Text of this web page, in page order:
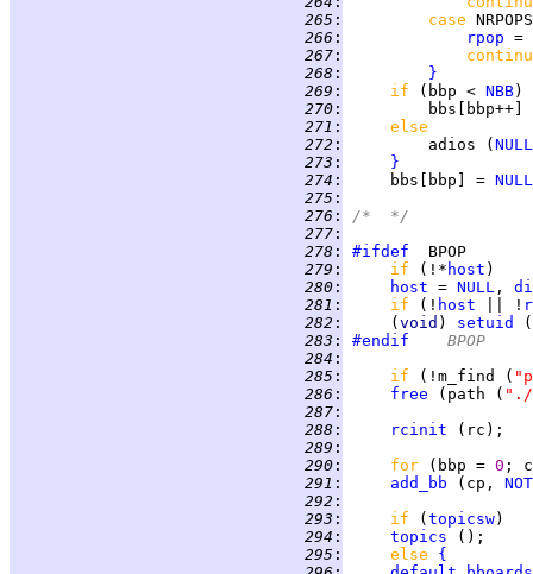
265 : case
266 : rpop =
267 :
268 :
}
269 : if (bbp < NBB
270 :
271 :
else
272 :
         adios (
273 :
}
274 :
     bbs[bbp] =
NULL
275 :
276 :
/*  */
277 :
278 : #ifdef
279 : if (!* host
280 : host = NULL ,
281 : if (! host || !
282 :
     (
void ) setuid
283 : #endif
	BPOP
284 :
285 : if (!m_find (
286 : free (path (
287 :
288 : rcinit
289 :
290 : for (bbp = 0
291 : add_bb (cp,
292 :
293 : if ( topicsw
294 : topics
295 : else {